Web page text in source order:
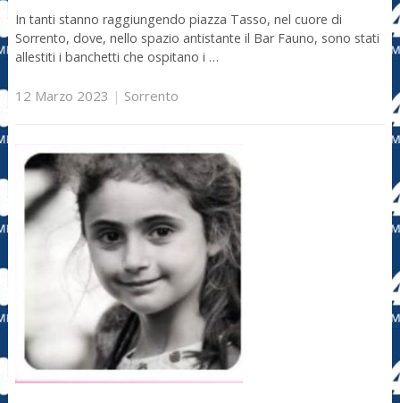
In tanti stanno raggiungendo piazza Tasso, nel cuore di
Sorrento, dove, nello spazio antistante il Bar Fauno, sono stati
allestiti i banchetti che ospitano i …
12 Marzo 2023 | Sorrento